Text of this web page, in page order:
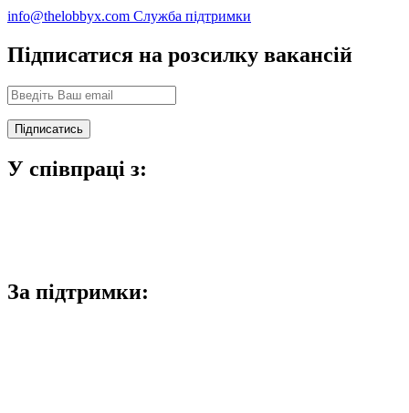
info@thelobbyx.com Служба підтримки
Підписатися на розсилку вакансій
У співпраці з:
За підтримки: